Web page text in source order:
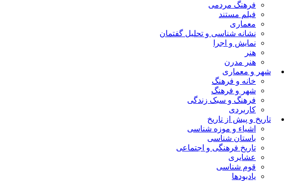
فرهنگ مردمی
فیلم مستند
معماری
نشانه شناسی و تحلیل گفتمان
نمایش و اجرا
هنر
هنر مدرن
شهر و معماری
خانه و فرهنگ
شهر و فرهنگ
فرهنگ و سبک زندگی
کاربردی
تاریخ و پیش از تاریخ
اشیاء و موزه شناسی
باستان شناسی
تاریخ فرهنگی و اجتماعی
عشایری
قوم شناسی
یادبودها